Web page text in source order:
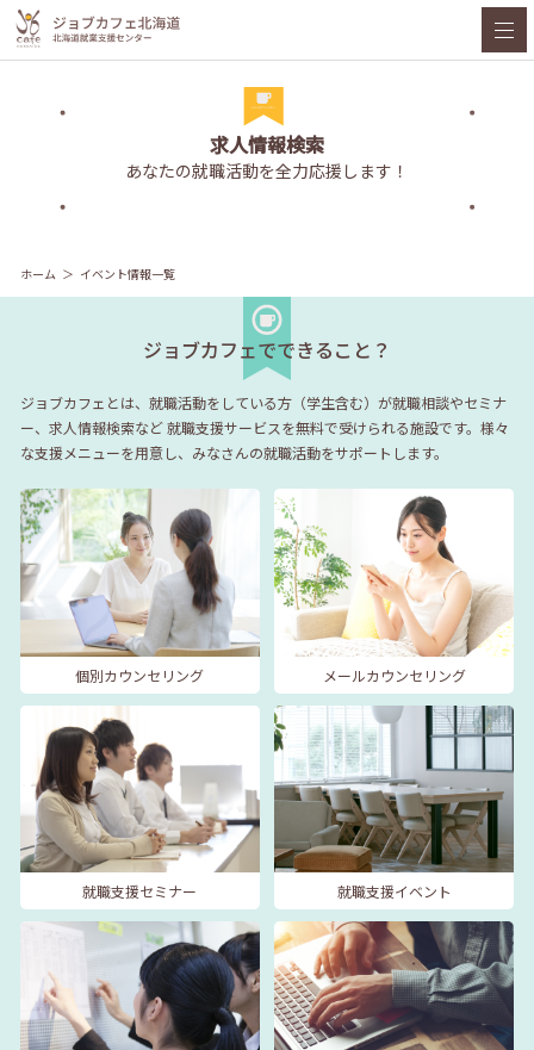
求人情報検索
あなたの就職活動を全力応援します！
ホーム イベント情報一覧
ジョブカフェでできること？
ジョブカフェとは、就職活動をしている方（学生含む）が就職相談やセミナ
ー、求人情報検索など就職支援サービスを無料で受けられる施設です。様々
な支援メニューを用意し、みなさんの就職活動をサポートします。
個別カウンセリング メールカウンセリング
就職支援セミナー 就職支援イベント